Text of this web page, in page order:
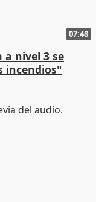
07:48
a nivel 3 se
incendios"